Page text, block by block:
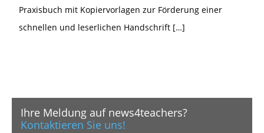
Praxisbuch mit Kopiervorlagen zur Förderung einer
schnellen und leserlichen Handschrift […]
Ihre Meldung auf news4teachers?
Kontaktieren Sie uns!